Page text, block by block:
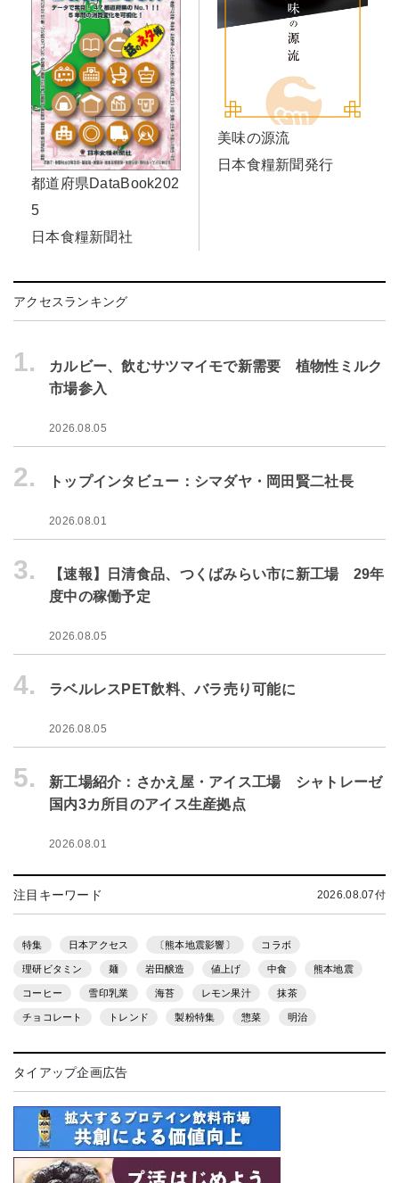
都道府県DataBook202
5
日本食糧新聞社
美味の源流
日本食糧新聞発行
アクセスランキング
1.
カルビー、飲むサツマイモで新需要 植物性ミルク
市場参入
2026.08.05
2. トップインタビュー：シマダヤ・岡田賢二社長
2026.08.01
3.
【速報】日清食品、つくばみらい市に新工場 29年
度中の稼働予定
2026.08.05
4. ラベルレスPET飲料、バラ売り可能に
2026.08.05
5.
新工場紹介：さかえ屋・アイス工場 シャトレーゼ
国内3カ所目のアイス生産拠点
2026.08.01
注目キーワード 2026.08.07付
特集 日本アクセス 〔熊本地震影響〕 コラボ
理研ビタミン 麺 岩田醸造 値上げ 中食 熊本地震
コーヒー 雪印乳業 海苔 レモン果汁 抹茶
チョコレート トレンド 製粉特集 惣菜 明治
タイアップ企画広告